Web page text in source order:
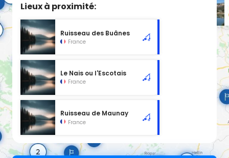
Lieux à proximité:
Ruisseau des Buânes
France
Le Nais ou l'Escotais
France
Ruisseau de Maunay
France